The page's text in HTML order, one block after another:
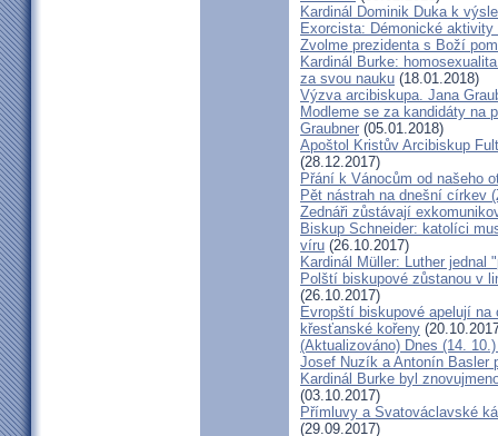
Kardinál Dominik Duka k
Exorcista: Démonické
Zvolme prezidenta s Boží
Kardinál Burke:
za svou nauku (18.01.2018)
Výzva arcibiskupa. Jana
Modleme se za kandidáty na
Graubner (05.01.2018)
Apoštol Kristův Arcibiskup
(28.12.2017)
Přání k Vánocům od našeho
Pět nástrah na dnešní církev
Zednáři zůstávají
Biskup Schneider: katolíci
víru (26.10.2017)
Kardinál Müller: Luther jednal
Polští biskupové zůstanou v
(26.10.2017)
Evropští biskupové apelují
křesťanské kořeny
(Aktualizováno) Dnes (14.
Josef Nuzík a Antonín Basler
Kardinál Burke byl
(03.10.2017)
Přímluvy a Svatováclavské
(29.09.2017)